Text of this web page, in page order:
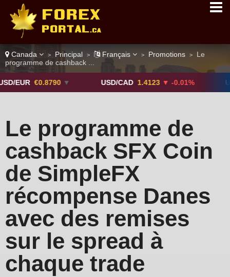
Canada > Principal > Français > Promotions >
Le
programme de cashback ...
€0.8790 ▼ USD/CAD 1.4123 ▼ -0.01%
Le programme de
cashback SFX Coin
de SimpleFX
récompense Danes
avec des remises
sur le spread à
chaque trade